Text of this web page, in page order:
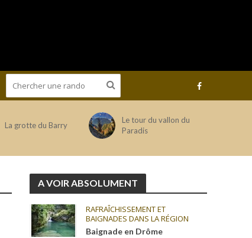
La grotte du Barry
Le tour du vallon du
Paradis
A VOIR ABSOLUMENT
RAFRAÎCHISSEMENT ET
BAIGNADES DANS LA RÉGION
Baignade en Drôme